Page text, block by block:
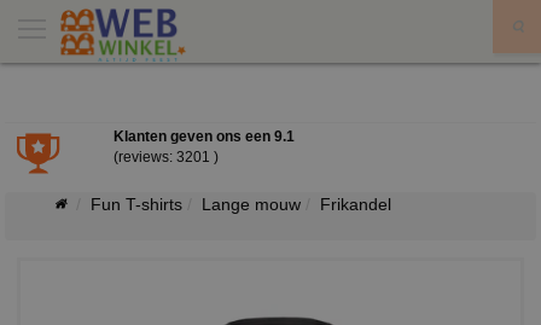
Klanten geven ons een 9.1
(reviews: 3201 )
Fun T-shirts Lange mouw Frikandel